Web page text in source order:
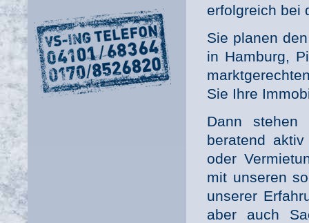
erfolgreich bei
Sie planen
in Hamburg,
Sie Ihre
Dann stehen
beratend
oder
mit unseren
unserer
aber auch